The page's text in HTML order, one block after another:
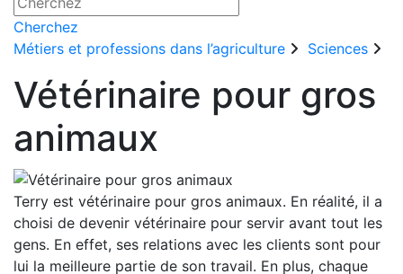
Cherchez
Métiers et professions dans l’agriculture
Sciences
Vétérinaire pour gros
animaux
Terry est vétérinaire pour gros animaux. En réalité, il a
choisi de devenir vétérinaire pour servir avant tout les
gens. En effet, ses relations avec les clients sont pour
lui la meilleure partie de son travail. En plus, chaque